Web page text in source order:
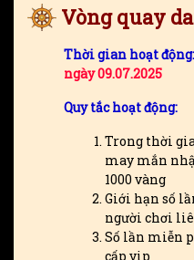
Vòng quay
Thời gian hoạt động:
ngày 09.07.2025
Quy tắc hoạt động:
Trong thời
may mắn
1000 vàng
Giới hạn số
người chơi
Số lần miễn
cấp vip